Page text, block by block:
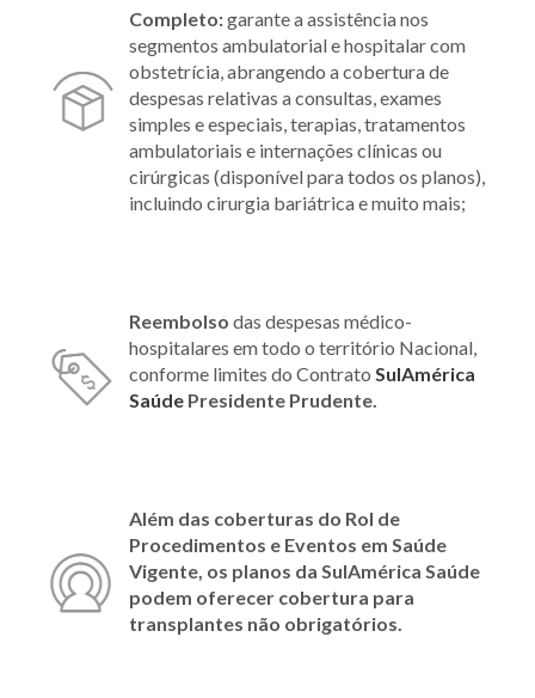
Completo:garante a assistência nos
segmentos ambulatorial e hospitalar com
obstetrícia, abrangendo a cobertura de
despesas relativas a consultas, exames
simples e especiais, terapias, tratamentos
ambulatoriais e internações clínicas ou
cirúrgicas (disponível para todos os planos),
incluindo cirurgia bariátrica e muito mais;
Reembolso das despesas médico-
hospitalares em todo o território Nacional,
conforme limites do Contrato SulAmérica
Saúde Presidente Prudente.
Além das coberturas do Rol de
Procedimentos e Eventos em Saúde
Vigente, os planos da SulAmérica Saúde
podem oferecer cobertura para
transplantes não obrigatórios.